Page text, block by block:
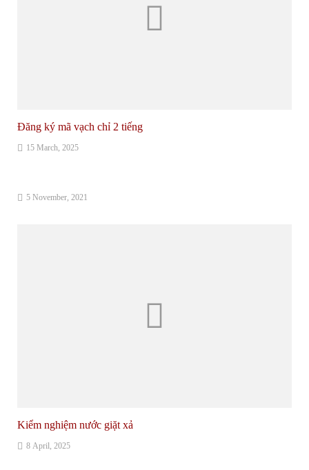
Đăng ký mã vạch chỉ 2 tiếng
15 March, 2025
5 November, 2021
Kiểm nghiệm nước giặt xả
8 April, 2025